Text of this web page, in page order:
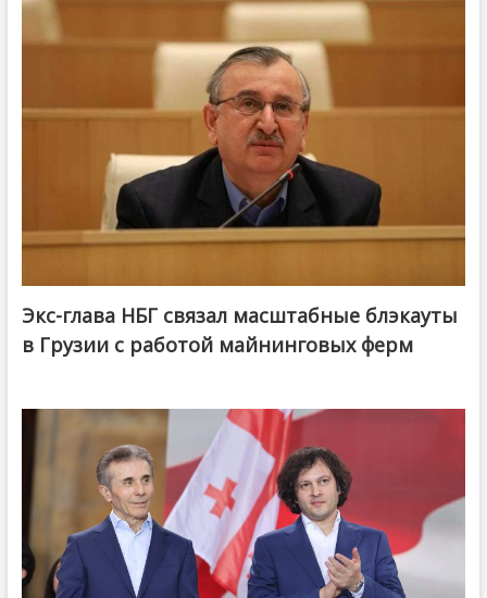
Экс-глава НБГ связал масштабные блэкауты
в Грузии с работой майнинговых ферм